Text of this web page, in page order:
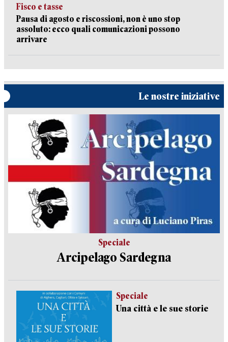
Fisco e tasse
Pausa di agosto e riscossioni, non è uno stop
assoluto: ecco quali comunicazioni possono
arrivare
Le nostre iniziative
Speciale
Arcipelago Sardegna
Speciale
Una città e le sue storie